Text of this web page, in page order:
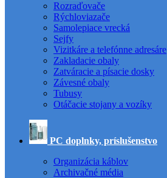
Rozraďovače
Rýchloviazače
Samolepiace vrecká
Sejfy
Vizitkáre a telefónne adresáre
Zakladacie obaly
Zatváracie a písacie dosky
Závesné obaly
Tubusy
Otáčacie stojany a vozíky
PC doplnky, príslušenstvo
Organizácia káblov
Archivačné média